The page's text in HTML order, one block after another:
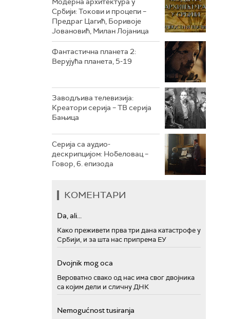
РТС ТРЕЗОР
РТС МУЗИКА
РТС ПОЛЕТАРАЦ
Србији: Токови и процепи –
Предраг Цагић, Боривоје
Јовановић, Милан Лојаница
Фантастична планета 2:
Верујућа планета, 5-19
Заводљива телевизија:
Креатори серија – ТВ серија
Бањица
Серија са аудио-
дескрипцијом: Нобеловац –
Говор, 6. епизода
КОМЕНТАРИ
Da, ali...
Како преживети прва три дана катастрофе у
Србији, и за шта нас припрема ЕУ
Dvojnik mog oca
Вероватно свако од нас има свог двојника
са којим дели и сличну ДНК
Nemogućnost tusiranja